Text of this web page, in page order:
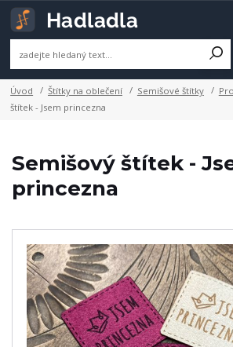
Úvod Štítky na oblečení Semišové štítky
štítek - Jsem princezna
Semišový štítek -
princezna